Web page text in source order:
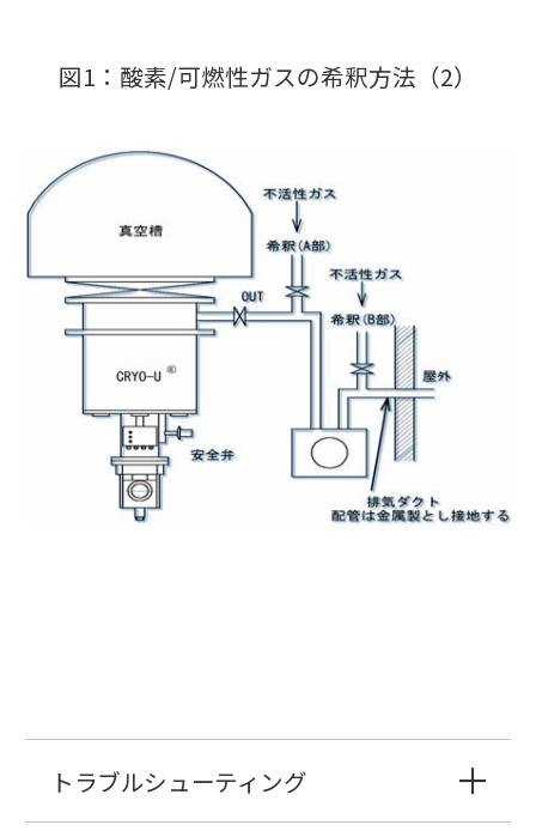
図1：酸素/可燃性ガスの希釈方法（2）
トラブルシューティング